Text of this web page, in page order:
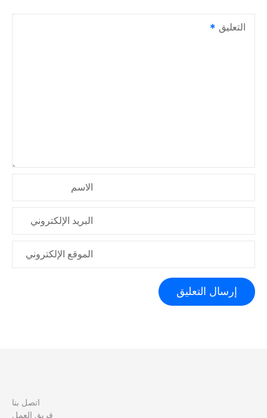
مالتعليق
الاسم
البريد الإلكتروني
الموقع الإلكتروني
اتصل بنا
فريق العمل